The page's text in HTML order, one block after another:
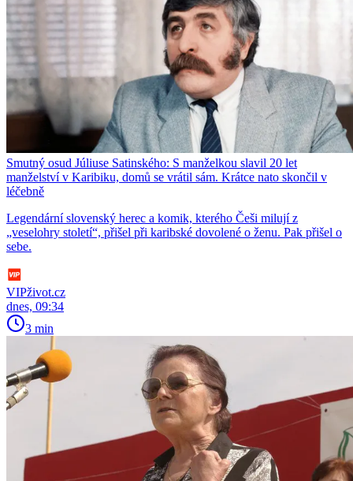
Nejde jen o skandály – najdete tu i lidské příběhy, úspěchy, návraty i
proměny.Celebrity pod drobnohledem, bez bulváru, ale s
nadhledem a vkusem.
Ať už se zajímáte o domácí hvězdy nebo
hollywoodské legendy, tady vám žádná zajímavost neunikne.
Smutný osud Júliuse Satinského: S manželkou slavil 20 let
manželství v Karibiku, domů se vrátil sám. Krátce nato skončil v
léčebně
Legendární slovenský herec a komik, kterého Češi milují z
„veselohry století“, přišel při karibské dovolené o ženu. Pak přišel o
sebe.
VIPživot.cz
dnes, 09:34
3 min